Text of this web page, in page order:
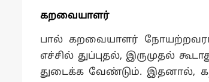
கறவையாளர்
பால் கறவையாளர்
எச்சில் துப்புதல், இருமுதல்
துடைக்க வேண்டும். இதனால்,